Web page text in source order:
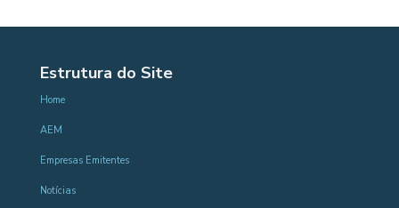
Estrutura do Site
Home
AEM
Empresas Emitentes
Notícias